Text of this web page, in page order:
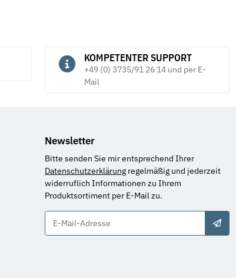
KOMPETENTER SUPPORT
+49 (0) 3735/91 26 14 und per E-
Mail
Newsletter
Bitte senden Sie mir entsprechend Ihrer
Datenschutzerklärung regelmäßig und jederzeit
widerruflich Informationen zu Ihrem
Produktsortiment per E-Mail zu.